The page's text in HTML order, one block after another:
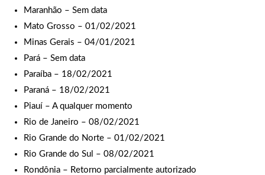
Maranhão – Sem data
Mato Grosso – 01/02/2021
Minas Gerais – 04/01/2021
Pará – Sem data
Paraíba – 18/02/2021
Paraná – 18/02/2021
Piauí – A qualquer momento
Rio de Janeiro – 08/02/2021
Rio Grande do Norte – 01/02/2021
Rio Grande do Sul – 08/02/2021
Rondônia – Retorno parcialmente autorizado